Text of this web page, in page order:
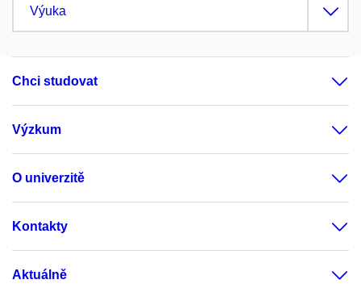
Výuka
Chci studovat
Výzkum
O univerzitě
Kontakty
Aktuálně